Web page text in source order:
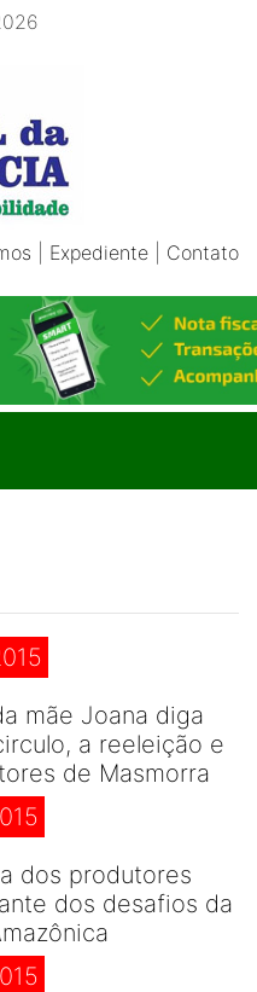
Expediente Contato
mãe Joana diga
a reeleição e
de Masmorra
dos produtores
dos desafios da